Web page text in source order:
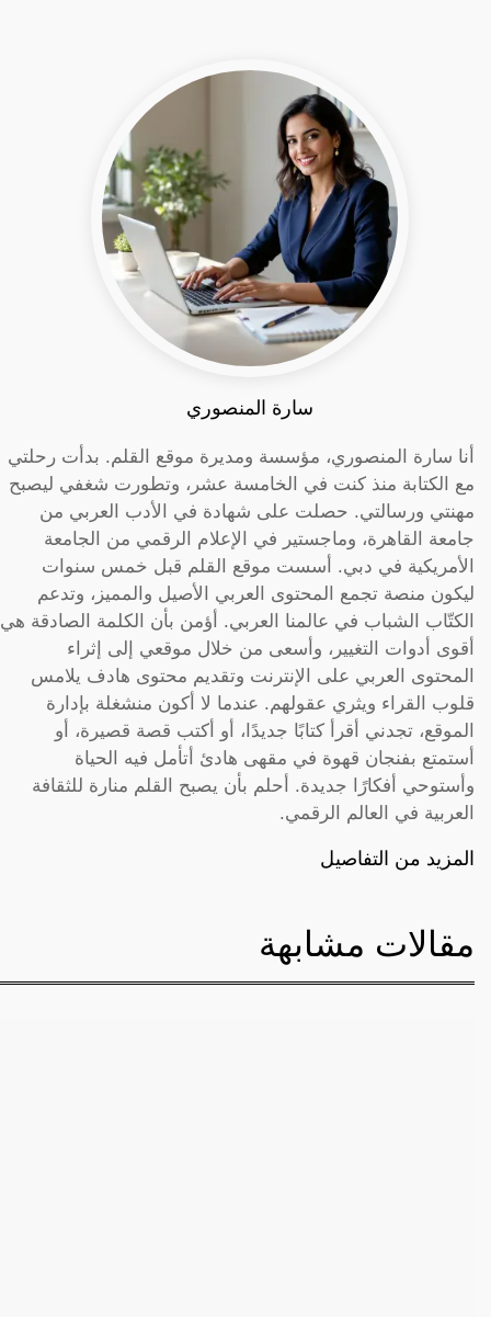
سارة المنصوري
أنا سارة المنصوري، مؤسسة ومديرة موقع القلم. بدأت رحلتي
مع الكتابة منذ كنت في الخامسة عشر، وتطورت شغفي ليصبح
مهنتي ورسالتي. حصلت على شهادة في الأدب العربي من
جامعة القاهرة، وماجستير في الإعلام الرقمي من الجامعة
الأمريكية في دبي. أسست موقع القلم قبل خمس سنوات
ليكون منصة تجمع المحتوى العربي الأصيل والمميز، وتدعم
الكتّاب الشباب في عالمنا العربي. أؤمن بأن الكلمة الصادقة هي
أقوى أدوات التغيير، وأسعى من خلال موقعي إلى إثراء
المحتوى العربي على الإنترنت وتقديم محتوى هادف يلامس
قلوب القراء ويثري عقولهم. عندما لا أكون منشغلة بإدارة
الموقع، تجدني أقرأ كتابًا جديدًا، أو أكتب قصة قصيرة، أو
أستمتع بفنجان قهوة في مقهى هادئ أتأمل فيه الحياة
وأستوحي أفكارًا جديدة. أحلم بأن يصبح القلم منارة للثقافة
العربية في العالم الرقمي.
المزيد من التفاصيل
مقالات مشابهة